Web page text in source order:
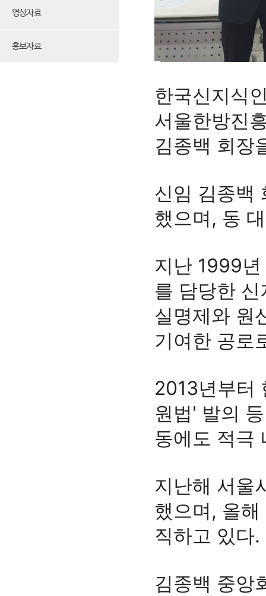
영상자료
홍보자료
한국신지식
서울한방진
김종백 회장
신임 김종백
했으며, 동
지난 1999
를 담당한
실명제와 원
기여한 공로
2013년부터
원법' 발의
동에도 적극
지난해 서울
했으며, 올
직하고 있다.
김종백 중앙